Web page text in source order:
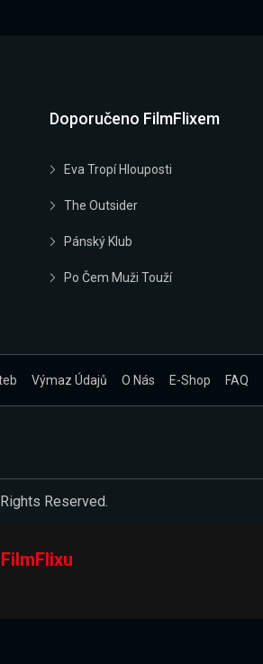
Doporučeno FilmFlixem
Eva Tropí Hlouposti
The Outsider
Pánský Klub
Po Čem Muži Touží
Výmaz Údajů O Nás E-Shop FAQ
Reserved.